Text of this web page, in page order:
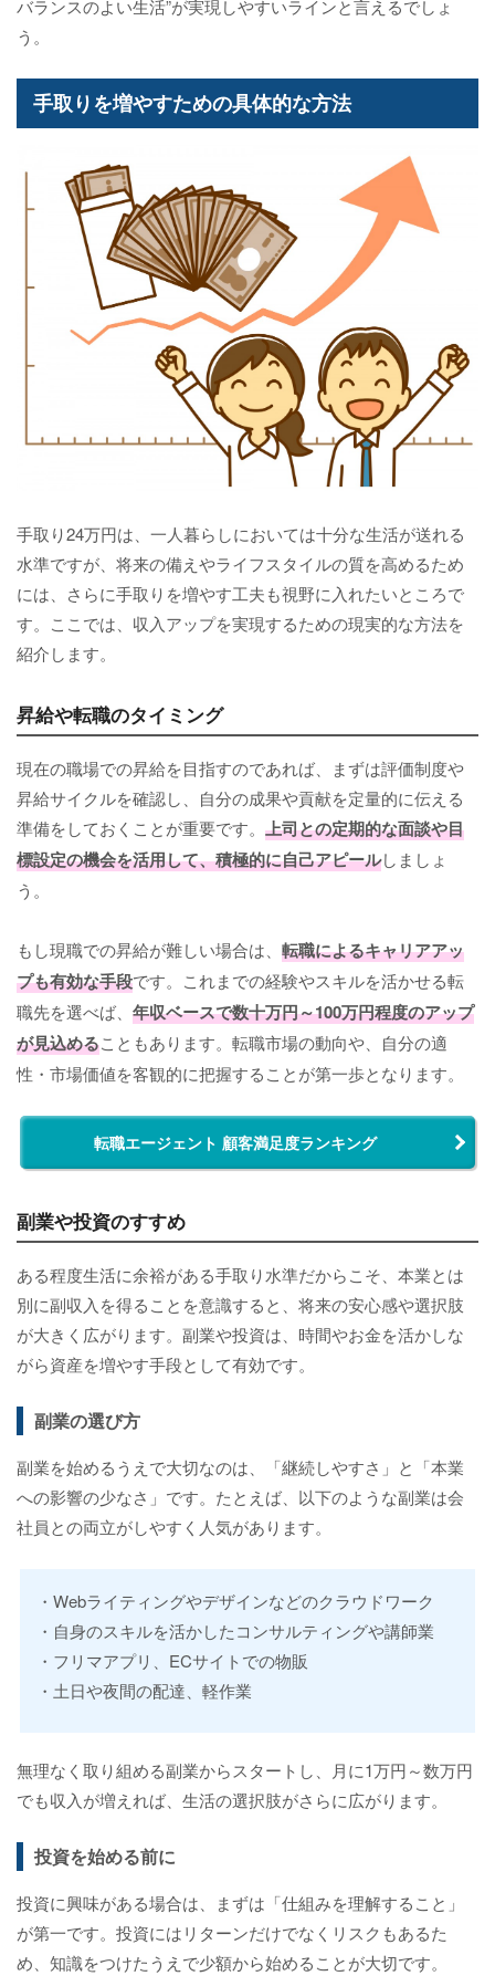
バランスのよい生活”が実現しやすいラインと言えるでしょ
う。
手取りを増やすための具体的な方法
手取り24万円は、一人暮らしにおいては十分な生活が送れる
水準ですが、将来の備えやライフスタイルの質を高めるため
には、さらに手取りを増やす工夫も視野に入れたいところで
す。ここでは、収入アップを実現するための現実的な方法を
紹介します。
昇給や転職のタイミング
現在の職場での昇給を目指すのであれば、まずは評価制度や
昇給サイクルを確認し、自分の成果や貢献を定量的に伝える
準備をしておくことが重要です。 上司との定期的な面談や目
標設定の機会を活用して、積極的に自己アピールしましょ
う。
もし現職での昇給が難しい場合は、 転職によるキャリアアッ
プも有効な手段です。これまでの経験やスキルを活かせる転
職先を選べば、 年収ベースで数十万円～100万円程度のアップ
が見込めることもあります。転職市場の動向や、自分の適
性・市場価値を客観的に把握することが第一歩となります。
転職エージェント 顧客満足度ランキング
副業や投資のすすめ
ある程度生活に余裕がある手取り水準だからこそ、本業とは
別に副収入を得ることを意識すると、将来の安心感や選択肢
が大きく広がります。副業や投資は、時間やお金を活かしな
がら資産を増やす手段として有効です。
副業の選び方
副業を始めるうえで大切なのは、「継続しやすさ」と「本業
への影響の少なさ」です。たとえば、以下のような副業は会
社員との両立がしやすく人気があります。
・Webライティングやデザインなどのクラウドワーク
・自身のスキルを活かしたコンサルティングや講師業
・フリマアプリ、ECサイトでの物販
・土日や夜間の配達、軽作業
無理なく取り組める副業からスタートし、月に1万円～数万円
でも収入が増えれば、生活の選択肢がさらに広がります。
投資を始める前に
投資に興味がある場合は、まずは「仕組みを理解すること」
が第一です。投資にはリターンだけでなくリスクもあるた
め、知識をつけたうえで少額から始めることが大切です。